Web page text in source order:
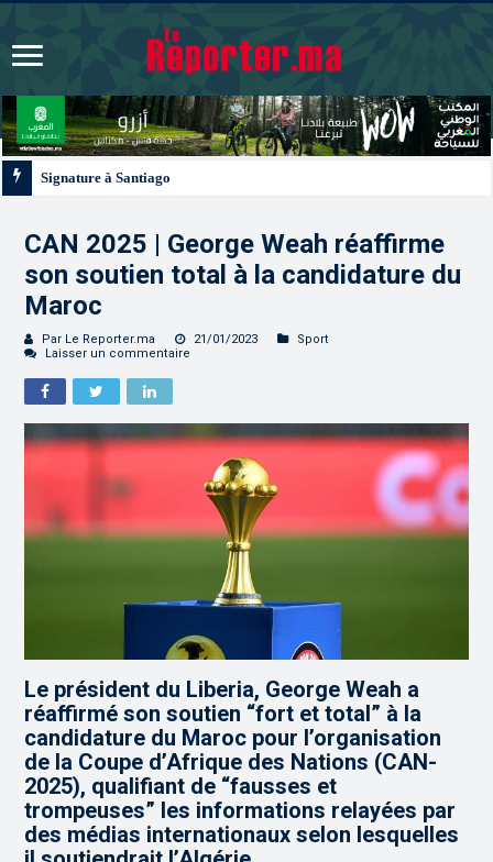
CAN 2025 | George Weah réaffirme
son soutien total à la candidature du
Maroc
Par Le Reporter.ma 21/01/2023
Sport
Laisser un commentaire
Le président du Liberia, George Weah a
réaffirmé son soutien “fort et total” à la
candidature du Maroc pour l’organisation
de la Coupe d’Afrique des Nations (CAN-
2025), qualifiant de “fausses et
trompeuses” les informations relayées par
des médias internationaux selon lesquelles